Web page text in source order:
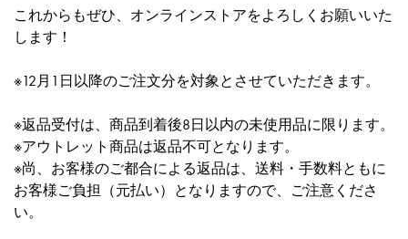
これからもぜひ、オンラインストアをよろしくお願いいた
します！
※12月1日以降のご注文分を対象とさせていただきます。
※返品受付は、商品到着後8日以内の未使用品に限ります。
※アウトレット商品は返品不可となります。
※尚、お客様のご都合による返品は、送料・手数料ともに
お客様ご負担（元払い）となりますので、ご注意くださ
い。